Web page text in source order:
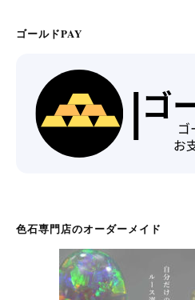
ゴールドPAY
色石専門店のオーダーメイド